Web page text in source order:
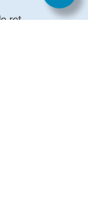
Nos conditions de retour